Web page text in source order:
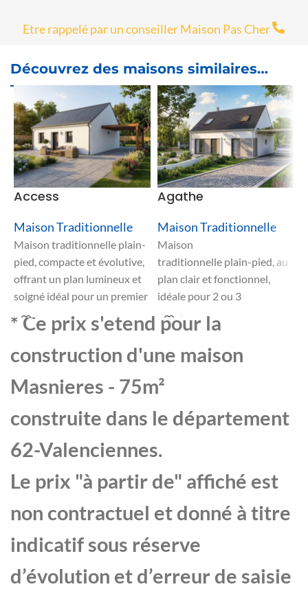
Etre rappelé par un conseiller Maison Pas Cher
Découvrez des maisons similaires…
Access
Maison Traditionnelle
Maison traditionnelle plain-
pied, compacte et évolutive,
offrant un plan lumineux et
soigné idéal pour un premier
achat ou un budget serré
tout en assurant un
confort familial appréciable.
Agathe
Maison Traditionnelle
Maison
traditionnelle plain-pied, au
plan clair et fonctionnel,
idéale pour 2 ou 3
chambres, pensée pour la
simplicité et la convivialité
avec un excellent
rapport qualité-prix.
* Ce prix s'etend pour la
construction d'une maison
Masnieres - 75m²
construite dans le département
62-Valenciennes.
Le prix "à partir de" affiché est
non contractuel et donné à titre
indicatif sous réserve
d’évolution et d’erreur de saisie